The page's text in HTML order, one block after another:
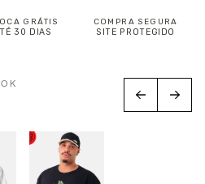
GRÁTIS
30 DIAS
COMPRA SEGURA
SITE PROTEGIDO